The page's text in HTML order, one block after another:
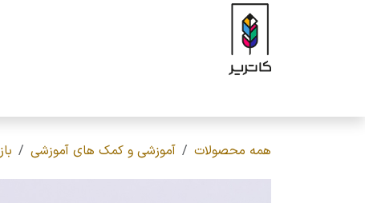
صرف نظر و مشاهده محتوا
همه محصولات آموزشی و کمک های آموزشی